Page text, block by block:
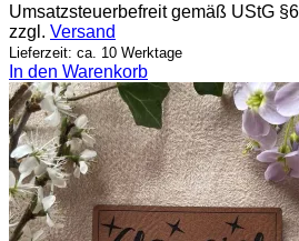
Umsatzsteuerbefreit gemäß UStG
zzgl. Versand
Lieferzeit: ca. 10 Werktage
In den Warenkorb